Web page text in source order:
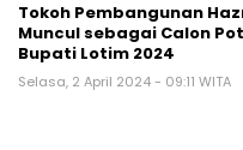
Tokoh Pembangunan
Muncul sebagai Calon
Bupati Lotim 2024
Selasa, 2 April 2024 - 09:11 WITA